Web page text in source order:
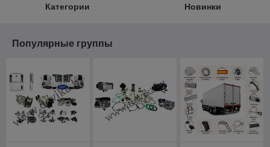
Категории Новинки
Популярные группы